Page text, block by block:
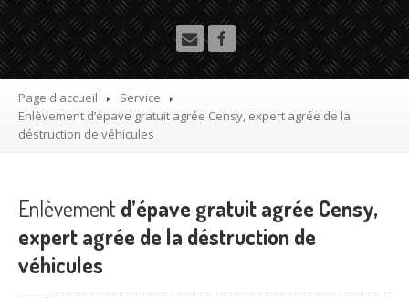
Camion
et Poids Lourd
Utilitaire
Démolisseuragrée VHU gratuit
Mettreà la casse sa voiture
Recyclagevoiture usagée gratuit
Destruction de voiture agréé
Epaviste
Page d'accueil
Service
Enlèvement d’épave gratuit agrée Censy, expert agrée de la
déstruction de véhicules
Enlèvement d’épave gratuit agrée Censy,
expert agrée de la déstruction de
véhicules